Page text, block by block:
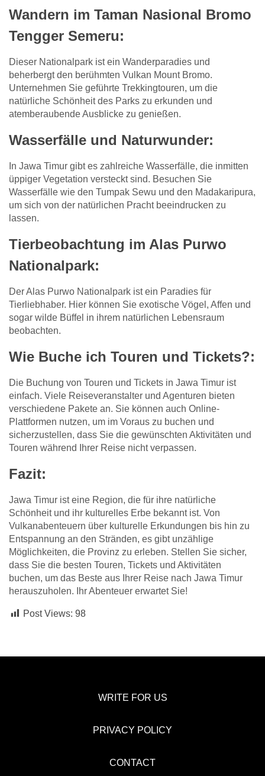
Wandern im Taman Nasional Bromo
Tengger Semeru:
Dieser Nationalpark ist ein Wanderparadies und
beherbergt den berühmten Vulkan Mount Bromo.
Unternehmen Sie geführte Trekkingtouren, um die
natürliche Schönheit des Parks zu erkunden und
atemberaubende Ausblicke zu genießen.
Wasserfälle und Naturwunder:
In Jawa Timur gibt es zahlreiche Wasserfälle, die inmitten
üppiger Vegetation versteckt sind. Besuchen Sie
Wasserfälle wie den Tumpak Sewu und den Madakaripura,
um sich von der natürlichen Pracht beeindrucken zu
lassen.
Tierbeobachtung im Alas Purwo
Nationalpark:
Der Alas Purwo Nationalpark ist ein Paradies für
Tierliebhaber. Hier können Sie exotische Vögel, Affen und
sogar wilde Büffel in ihrem natürlichen Lebensraum
beobachten.
Wie Buche ich Touren und Tickets?:
Die Buchung von Touren und Tickets in Jawa Timur ist
einfach. Viele Reiseveranstalter und Agenturen bieten
verschiedene Pakete an. Sie können auch Online-
Plattformen nutzen, um im Voraus zu buchen und
sicherzustellen, dass Sie die gewünschten Aktivitäten und
Touren während Ihrer Reise nicht verpassen.
Fazit:
Jawa Timur ist eine Region, die für ihre natürliche
Schönheit und ihr kulturelles Erbe bekannt ist. Von
Vulkanabenteuern über kulturelle Erkundungen bis hin zu
Entspannung an den Stränden, es gibt unzählige
Möglichkeiten, die Provinz zu erleben. Stellen Sie sicher,
dass Sie die besten Touren, Tickets und Aktivitäten
buchen, um das Beste aus Ihrer Reise nach Jawa Timur
herauszuholen. Ihr Abenteuer erwartet Sie!
Post Views: 98
WRITE FOR US
PRIVACY POLICY
CONTACT